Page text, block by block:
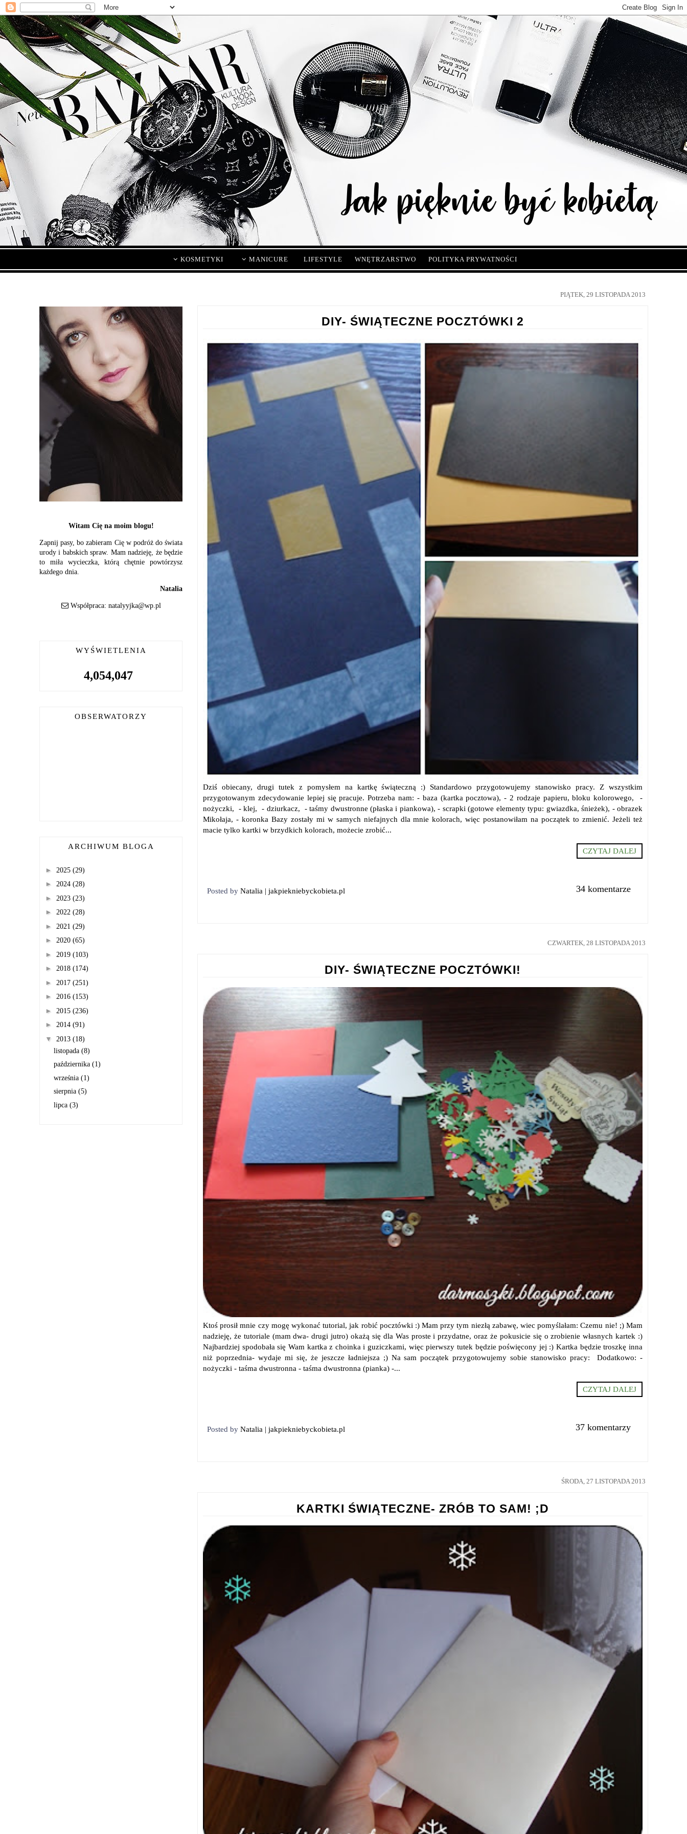
KOSMETYKI MANICURE LIFESTYLE WNĘTRZARSTWO POLITYKA PRYWATNOŚCI
PIĄTEK, 29 LISTOPADA 2013
DIY- ŚWIĄTECZNE POCZTÓWKI 2
Dziś obiecany, drugi tutek z pomysłem na kartkę świąteczną :) Standardowo przygotowujemy stanowisko pracy. Z wszystkim
przygotowanym zdecydowanie lepiej się pracuje. Potrzeba nam: - baza (kartka pocztowa), - 2 rodzaje papieru, bloku kolorowego, -
nożyczki, - klej, - dziurkacz, - taśmy dwustronne (płaska i piankowa), - scrapki (gotowe elementy typu: gwiazdka, śnieżek), - obrazek
Mikołaja, - koronka Bazy zostały mi w samych niefajnych dla mnie kolorach, więc postanowiłam na początek to zmienić. Jeżeli też
macie tylko kartki w brzydkich kolorach, możecie zrobić...
CZYTAJ DALEJ
Posted by Natalia | jakpiekniebyckobieta.pl 34 komentarze
CZWARTEK, 28 LISTOPADA 2013
DIY- ŚWIĄTECZNE POCZTÓWKI!
Ktoś prosił mnie czy mogę wykonać tutorial, jak robić pocztówki :) Mam przy tym niezłą zabawę, wiec pomyślałam: Czemu nie! ;) Mam
nadzieję, że tutoriale (mam dwa- drugi jutro) okażą się dla Was proste i przydatne, oraz że pokusicie się o zrobienie własnych kartek :)
Najbardziej spodobała się Wam kartka z choinka i guziczkami, więc pierwszy tutek będzie poświęcony jej :) Kartka będzie troszkę inna
niż poprzednia- wydaje mi się, że jeszcze ładniejsza ;) Na sam początek przygotowujemy sobie stanowisko pracy: Dodatkowo: -
nożyczki - taśma dwustronna - taśma dwustronna (pianka) -...
CZYTAJ DALEJ
Posted by Natalia | jakpiekniebyckobieta.pl 37 komentarzy
ŚRODA, 27 LISTOPADA 2013
KARTKI ŚWIĄTECZNE- ZRÓB TO SAM! ;D
Witam Cię na moim blogu!
Zapnij pasy, bo zabieram Cię w podróż do świata
urody i babskich spraw. Mam nadzieję, że będzie
to miła wycieczka, którą chętnie powtórzysz
każdego dnia.
Natalia
Współpraca: natalyyjka@wp.pl
WYŚWIETLENIA
4,054,047
OBSERWATORZY
ARCHIWUM BLOGA
► 2025 (29)
► 2024 (28)
► 2023 (23)
► 2022 (28)
► 2021 (29)
► 2020 (65)
► 2019 (103)
► 2018 (174)
► 2017 (251)
► 2016 (153)
► 2015 (236)
► 2014 (91)
▼ 2013 (18)
listopada (8)
października (1)
września (1)
sierpnia (5)
lipca (3)